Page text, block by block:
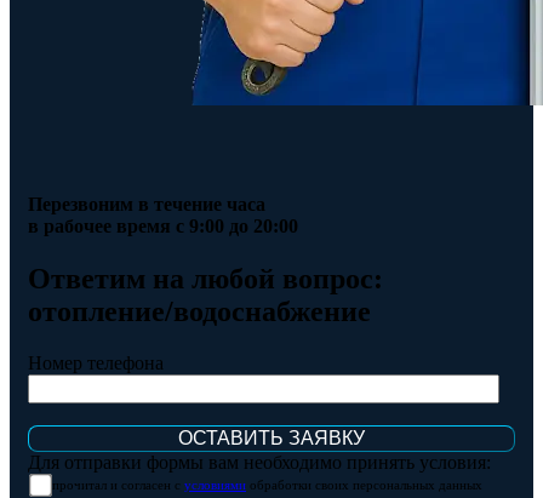
Перезвоним в течение часа
в рабочее время с 9:00 до 20:00
Ответим на любой вопрос:
отопление/водоснабжение
Номер телефона
Для отправки формы вам необходимо принять условия:
прочитал и согласен с условиями обработки своих персональных данных